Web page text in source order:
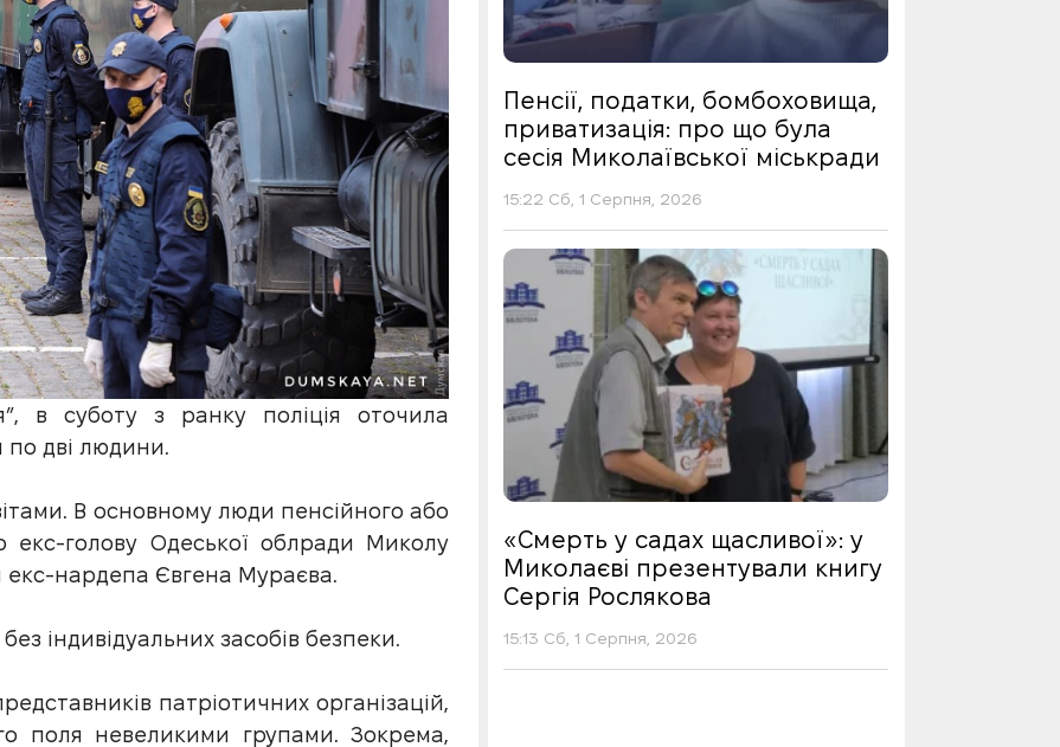
в суботу з ранку поліція оточила
по дві людини.
В основному люди пенсійного або
екс-голову Одеської облради Миколу
екс-нардепа Євгена Мураєва.
індивідуальних засобів безпеки.
патріотичних організацій,
поля невеликими групами. Зокрема,
Пенсії, податки, бомбоховища,
приватизація: про що була
сесія Миколаївської міськради
15:22 Сб, 1 Серпня, 2026
«Смерть у садах щасливої»: у
Миколаєві презентували книгу
Сергія Рослякова
15:13 Сб, 1 Серпня, 2026